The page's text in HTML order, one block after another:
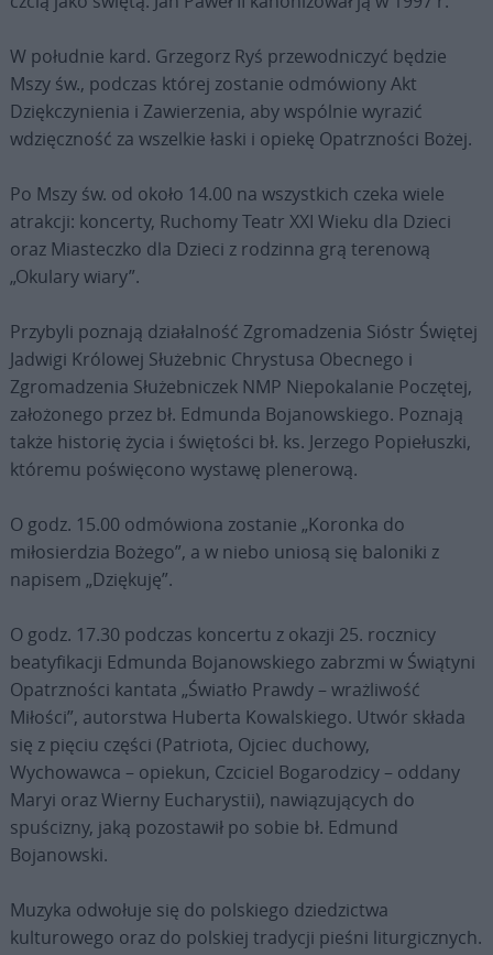
W południe kard. Grzegorz Ryś przewodniczyć będzie
Mszy św., podczas której zostanie odmówiony Akt
Dziękczynienia i Zawierzenia, aby wspólnie wyrazić
wdzięczność za wszelkie łaski i opiekę Opatrzności Bożej.
Po Mszy św. od około 14.00 na wszystkich czeka wiele
atrakcji: koncerty, Ruchomy Teatr XXI Wieku dla Dzieci
oraz Miasteczko dla Dzieci z rodzinna grą terenową
„Okulary wiary”.
Przybyli poznają działalność Zgromadzenia Sióstr Świętej
Jadwigi Królowej Służebnic Chrystusa Obecnego i
Zgromadzenia Służebniczek NMP Niepokalanie Poczętej,
założonego przez bł. Edmunda Bojanowskiego. Poznają
także historię życia i świętości bł. ks. Jerzego Popiełuszki,
któremu poświęcono wystawę plenerową.
O godz. 15.00 odmówiona zostanie „Koronka do
miłosierdzia Bożego”, a w niebo uniosą się baloniki z
napisem „Dziękuję”.
O godz. 17.30 podczas koncertu z okazji 25. rocznicy
beatyfikacji Edmunda Bojanowskiego zabrzmi w Świątyni
Opatrzności kantata „Światło Prawdy – wrażliwość
Miłości”, autorstwa Huberta Kowalskiego. Utwór składa
się z pięciu części (Patriota, Ojciec duchowy,
Wychowawca – opiekun, Czciciel Bogarodzicy – oddany
Maryi oraz Wierny Eucharystii), nawiązujących do
spuścizny, jaką pozostawił po sobie bł. Edmund
Bojanowski.
Muzyka odwołuje się do polskiego dziedzictwa
kulturowego oraz do polskiej tradycji pieśni liturgicznych.